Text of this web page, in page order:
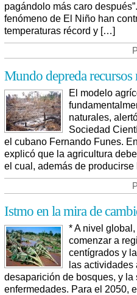
pagándolo más caro
fenómeno de El Niño han
temperaturas récord y […]
Mundo depreda recursos
El modelo
naturales,
Sociedad
el cubano Fernando Funes.
explicó que la agricultura
el cual, además de
Istmo en la mira de
* A nivel
comenzar a
centígrados y
las actividades
desaparición de bosques, y
enfermedades. Para el 2050,